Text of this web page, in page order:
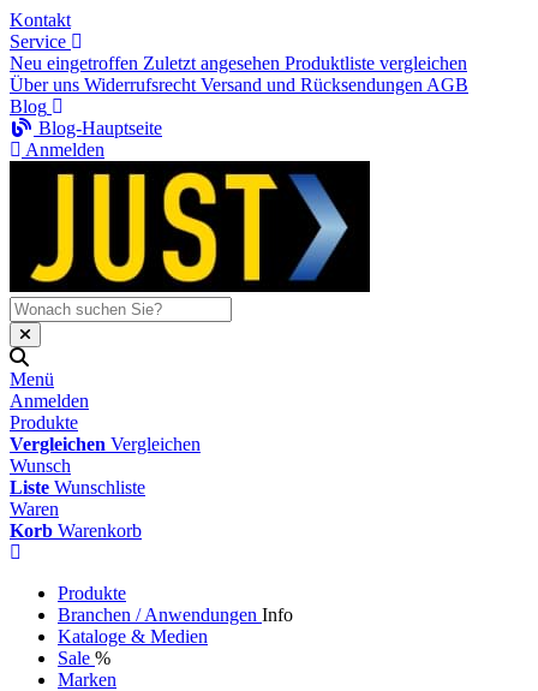
Kontakt
Service
Neu eingetroffen Zuletzt angesehen Produktliste vergleichen
Über uns Widerrufsrecht Versand und Rücksendungen AGB
Blog
Blog-Hauptseite
Anmelden
Menü
Anmelden
Produkte
Vergleichen Vergleichen
Wunsch
Liste Wunschliste
Waren
Korb Warenkorb
Produkte
Branchen / Anwendungen Info
Kataloge & Medien
Sale %
Marken